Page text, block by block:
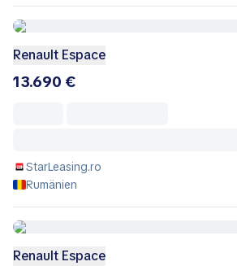
Renault Espace
13.690 €
StarLeasing.ro
Rumänien
Renault Espace